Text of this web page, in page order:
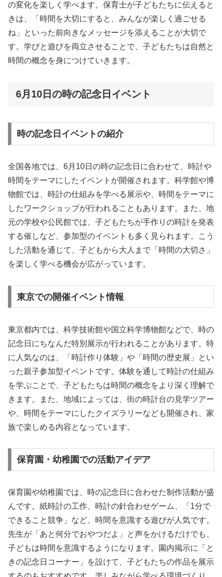
の変化を楽しく学べます。保育士が子どもたちに伝えると
きは、「時間を大切にすると、みんなが楽しく過ごせる
ね」といった前向きなメッセージを添えることが大切で
す。学びと遊びを両立させることで、子どもたちは自然と
時間の概念を身につけていきます。
6月10日の時の記念日イベント
時の記念日イベントの紹介
全国各地では、6月10日の時の記念日に合わせて、時計や
時間をテーマにしたイベントが開催されます。科学館や博
物館では、時計の仕組みを学べる展示や、時間をテーマに
したワークショップが行われることもあります。また、地
元の学校や公民館では、子どもたちが手作りの時計を発表
する催しなど、参加型のイベントも多く見られます。こう
した活動を通じて、子どもから大人まで「時間の大切さ」
を楽しく学べる機会が広がっています。
東京での開催イベント情報
東京都内では、科学技術館や国立科学博物館などで、時の
記念日にちなんだ特別展示が行われることがあります。特
に人気なのは、「時計作り体験」や「時間の歴史展」とい
った親子参加型イベントです。体験を通して時計の仕組み
を学ぶことで、子どもたちは時間の概念をより深く理解で
きます。また、地域によっては、街の時計台の見学ツアー
や、時間をテーマにしたクイズラリーなども開催され、家
族で楽しめる内容となっています。
保育園・幼稚園での活動アイデア
保育園や幼稚園では、時の記念日に合わせた制作活動が盛
んです。紙時計の工作、時計の針合わせゲーム、「1分で
できること競争」など、時間を意識する遊びが人気です。
先生が「あと何分でおやつだよ」と声をかけるだけでも、
子どもは時間を意識するようになります。園内掲示に「と
きの記念日コーナー」を設けて、子どもたちの作品を展示